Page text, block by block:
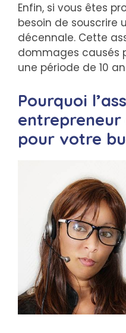
Enfin, si vous êtes
besoin de souscrire
décennale. Cette
dommages causés
une période de 10
Pourquoi
pour votre